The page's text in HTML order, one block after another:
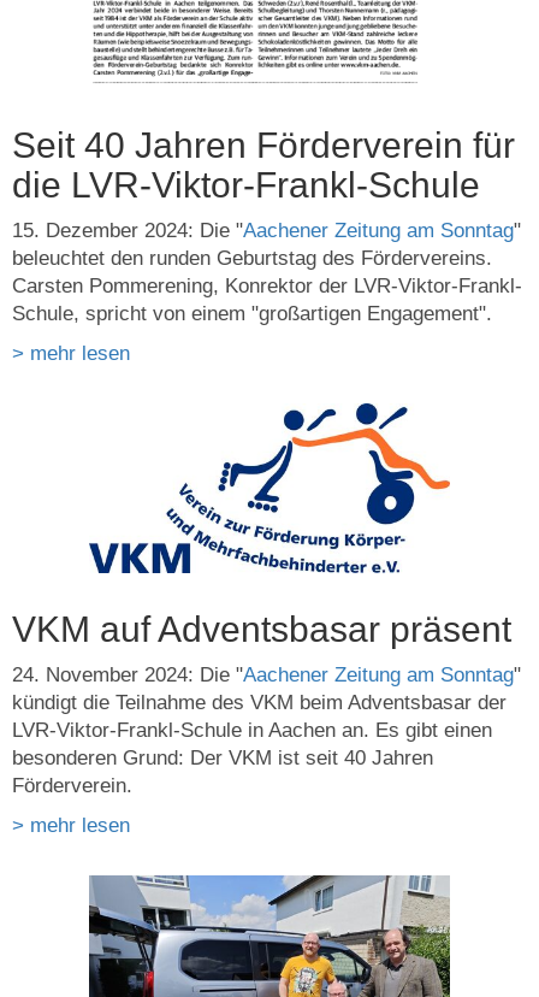
Seit 40 Jahren Förderverein für
die LVR-Viktor-Frankl-Schule
15. Dezember 2024: Die "Aachener Zeitung am Sonntag"
beleuchtet den runden Geburtstag des Fördervereins.
Carsten Pommerening, Konrektor der LVR-Viktor-Frankl-
Schule, spricht von einem "großartigen Engagement".
> mehr lesen
VKM auf Adventsbasar präsent
24. November 2024: Die "Aachener Zeitung am Sonntag"
kündigt die Teilnahme des VKM beim Adventsbasar der
LVR-Viktor-Frankl-Schule in Aachen an. Es gibt einen
besonderen Grund: Der VKM ist seit 40 Jahren
Förderverein.
> mehr lesen